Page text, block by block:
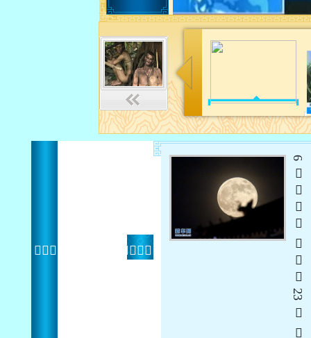
  6   23  